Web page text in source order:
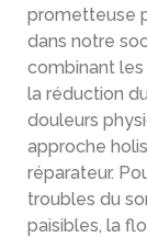
prometteuse
dans notre
combinant
la réduction
douleurs
approche
réparateur.
troubles du
paisibles, la